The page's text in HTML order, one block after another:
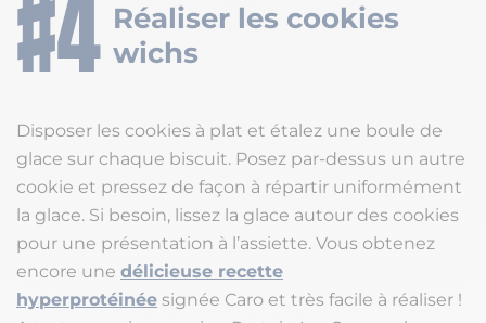
Réaliser les cookies
wichs
Disposer les cookies à plat et étalez une boule de
glace sur chaque biscuit. Posez par-dessus un autre
cookie et pressez de façon à répartir uniformément
la glace. Si besoin, lissez la glace autour des cookies
pour une présentation à l’assiette. Vous obtenez
encore une délicieuse recette
hyperprotéinée signée Caro et très facile à réaliser !